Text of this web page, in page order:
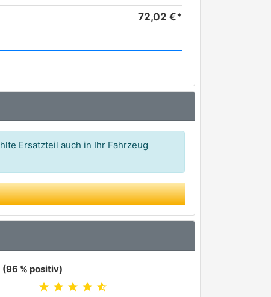
72,02 €*
103,77 €*
Ersatzteil auch in Ihr Fahrzeug
(96 % positiv)
star star star star star_half